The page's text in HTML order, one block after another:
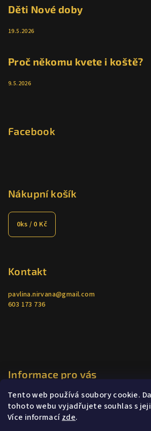
Tento web používá soubory cookie.
tohoto webu vyjadřujete souhlas s
Více informacízde.
Děti Nové doby
19.5.2026
Proč někomu kvete i koště?
9.5.2026
Facebook
Nákupní košík
0ks / 0 Kč
Kontakt
pavlina.nirvana@gmail.com
603 173 736
Informace pro vás
Jak nakupovat
Obchodní podmínky
Podmínky ochrany osobních údajů